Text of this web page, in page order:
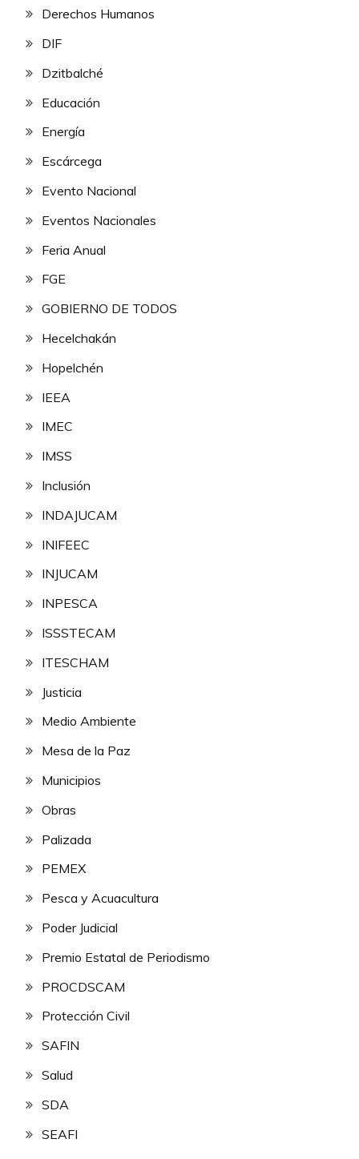
Derechos Humanos
DIF
Dzitbalché
Educación
Energía
Escárcega
Evento Nacional
Eventos Nacionales
Feria Anual
FGE
GOBIERNO DE TODOS
Hecelchakán
Hopelchén
IEEA
IMEC
IMSS
Inclusión
INDAJUCAM
INIFEEC
INJUCAM
INPESCA
ISSSTECAM
ITESCHAM
Justicia
Medio Ambiente
Mesa de la Paz
Municipios
Obras
Palizada
PEMEX
Pesca y Acuacultura
Poder Judicial
Premio Estatal de Periodismo
PROCDSCAM
Protección Civil
SAFIN
Salud
SDA
SEAFI